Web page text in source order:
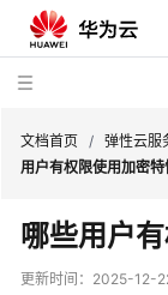
最
新
动
文档首页 / 弹性云服
用户有权限使用加密特
哪些用户
更新时间： 2025-12-